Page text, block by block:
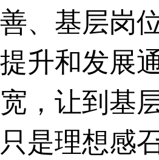
善、基层岗
提升和发展
宽，让到基
只是理想感